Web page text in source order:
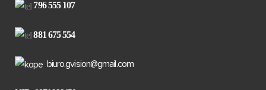
796 555 107
881 675 554
biuro.gvision@gmail.com